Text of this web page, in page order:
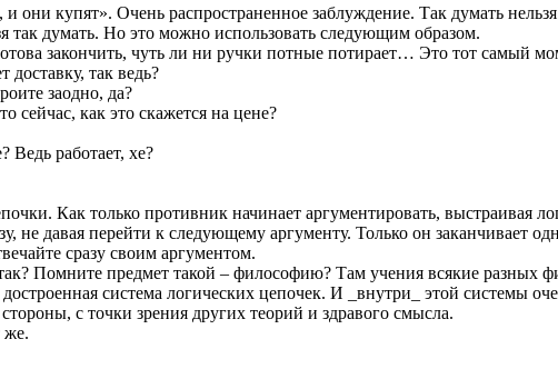
они купят». Очень распространенное заблуждение. Так думать
так думать. Но это можно использовать следующим образом.
закончить, чуть ли ни ручки потные потирает… Это тот самый
доставку, так ведь?
заодно, да?
сейчас, как это скажется на цене?
Ведь работает, хе?
Как только противник начинает аргументировать, выстраивая
не давая перейти к следующему аргументу. Только он заканчивает
сразу своим аргументом.
Помните предмет такой – философию? Там учения всякие разных
система логических цепочек. И _внутри_ этой системы
стороны, с точки зрения других теорий и здравого смысла.
же.